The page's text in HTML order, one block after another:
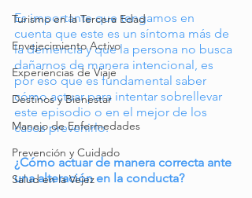
Turismo en la Tercera Edad
Envejecimiento Activo
Experiencias de Viaje
Destinos y Bienestar
Manejo de Enfermedades
Prevención y Cuidado
Salud en la Vejez
Es importante que tengamos en
cuenta que este es un síntoma más de
la demencia y que la persona no busca
dañarnos de manera intencional, es
por eso que es fundamental saber
cómo actuar para intentar sobrellevar
este episodio o en el mejor de los
casos prevenirlo.
¿Cómo actuar de manera correcta ante
una alteración en la conducta?